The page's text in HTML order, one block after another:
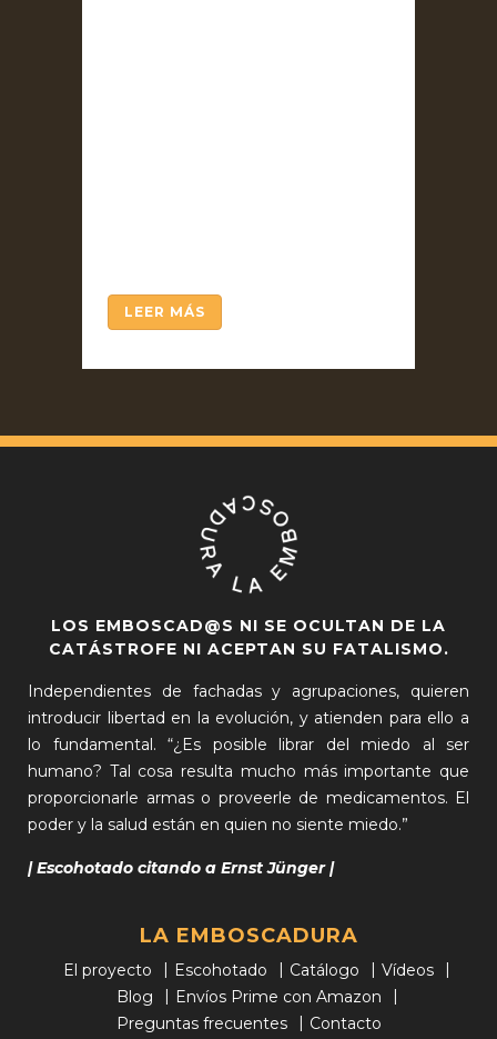
LEER MÁS
LOS EMBOSCAD@S NI SE OCULTAN DE LA
CATÁSTROFE NI ACEPTAN SU FATALISMO.
Independientes de fachadas y agrupaciones, quieren
introducir libertad en la evolución, y atienden para ello a
lo fundamental. “¿Es posible librar del miedo al ser
humano? Tal cosa resulta mucho más importante que
proporcionarle armas o proveerle de medicamentos. El
poder y la salud están en quien no siente miedo.”
| Escohotado citando a Ernst Jünger |
LA EMBOSCADURA
El proyecto Escohotado Catálogo
Vídeos
Blog
Envíos Prime con Amazon
Preguntas frecuentes
Contacto